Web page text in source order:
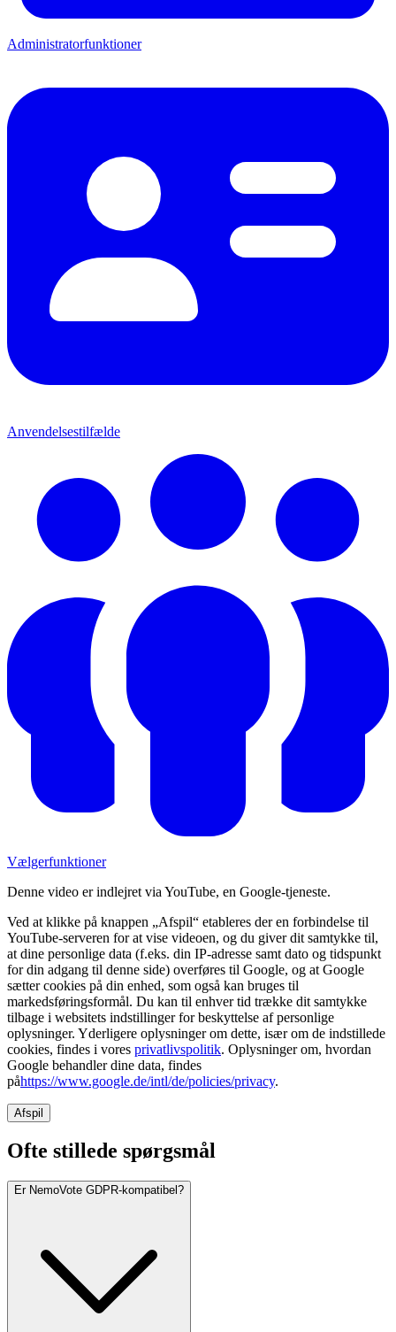
Administratorfunktioner
Anvendelsestilfælde
Vælgerfunktioner
Denne video er indlejret via YouTube, en Google-tjeneste.
Ved at klikke på knappen „Afspil“ etableres der en forbindelse til
YouTube-serveren for at vise videoen, og du giver dit samtykke til,
at dine personlige data (f.eks. din IP-adresse samt dato og tidspunkt
for din adgang til denne side) overføres til Google, og at Google
sætter cookies på din enhed, som også kan bruges til
markedsføringsformål. Du kan til enhver tid trække dit samtykke
tilbage i websitets indstillinger for beskyttelse af personlige
oplysninger. Yderligere oplysninger om dette, især om de indstillede
cookies, findes i vores privatlivspolitik. Oplysninger om, hvordan
Google behandler dine data, findes
påhttps://www.google.de/intl/de/policies/privacy.
Afspil
Ofte stillede spørgsmål
Er NemoVote GDPR-kompatibel?